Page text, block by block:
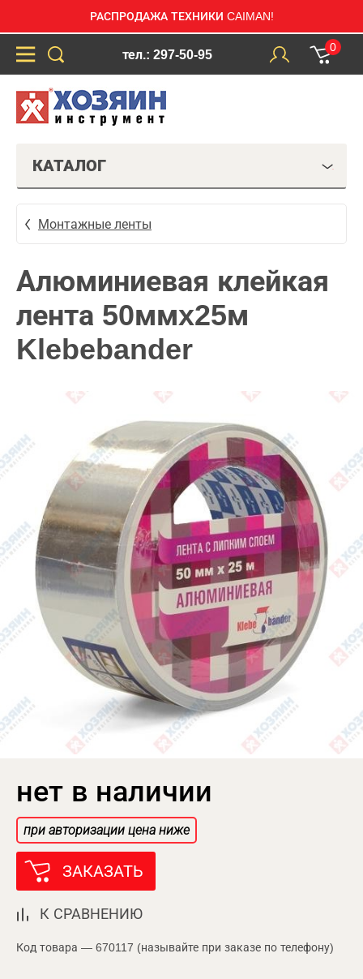
РАСПРОДАЖА ТЕХНИКИ CAIMAN!
тел.: 297-50-95
0
КАТАЛОГ
Монтажные ленты
Алюминиевая клейкая
лента 50ммx25м
Klebebander
нет в наличии
при авторизации цена ниже
ЗАКАЗАТЬ
К СРАВНЕНИЮ
Код товара — 670117 (называйте при заказе по телефону)